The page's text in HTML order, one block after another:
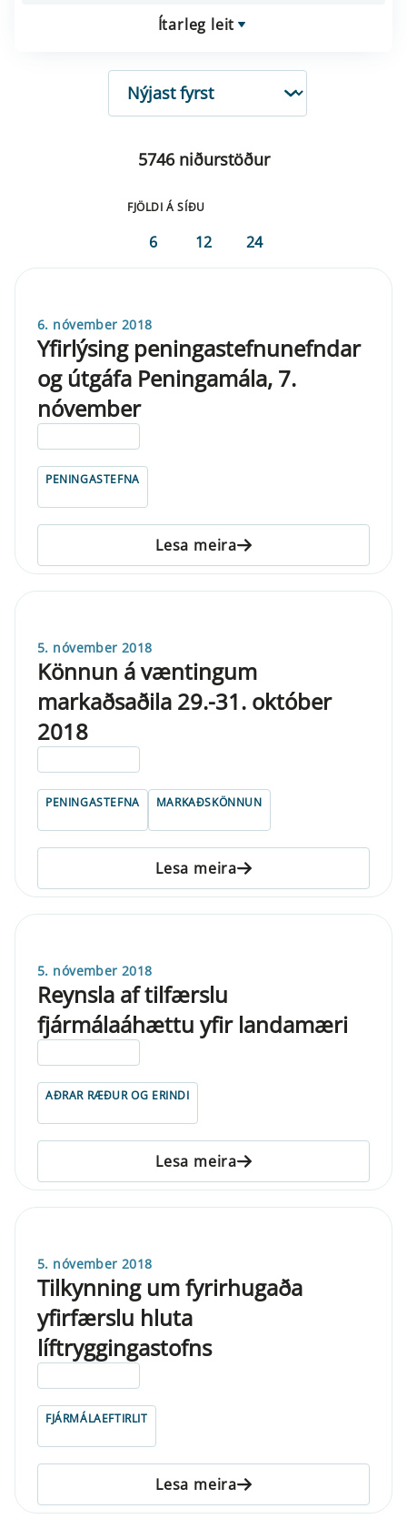
Ítarleg leit
RÖÐUN
5746 niðurstöður
FJÖLDI Á SÍÐU
6 12 24
6. nóvember 2018
Yfirlýsing peningastefnunefndar
og útgáfa Peningamála, 7.
nóvember
PENINGASTEFNA
Lesa meira
5. nóvember 2018
Könnun á væntingum
markaðsaðila 29.-31. október
2018
PENINGASTEFNA MARKAÐSKÖNNUN
Lesa meira
5. nóvember 2018
Reynsla af tilfærslu
fjármálaáhættu yfir landamæri
AÐRAR RÆÐUR OG ERINDI
Lesa meira
5. nóvember 2018
Tilkynning um fyrirhugaða
yfirfærslu hluta
líftryggingastofns
FJÁRMÁLAEFTIRLIT
Lesa meira